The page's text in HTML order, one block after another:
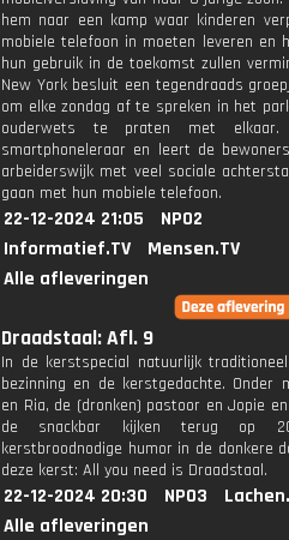
hem naar een kamp waar kinderen
mobiele telefoon in moeten leveren en
hun gebruik in de toekomst zullen
New York besluit een tegendraads
om elke zondag af te spreken in het
ouderwets te praten met
smartphoneleraar en leert de
arbeiderswijk met veel sociale
gaan met hun mobiele telefoon.
22-12-2024 21:05
NPO2
Informatief.TV
Mensen.TV
Alle afleveringen
Draadstaal: Afl. 9
In de kerstspecial natuurlijk
bezinning en de kerstgedachte. Onder
en Ria, de (dronken) pastoor en Jopie
de snackbar kijken terug op
kerstbroodnodige humor in de donkere
deze kerst: All you need is Draadstaal.
22-12-2024 20:30 NPO3
Alle afleveringen